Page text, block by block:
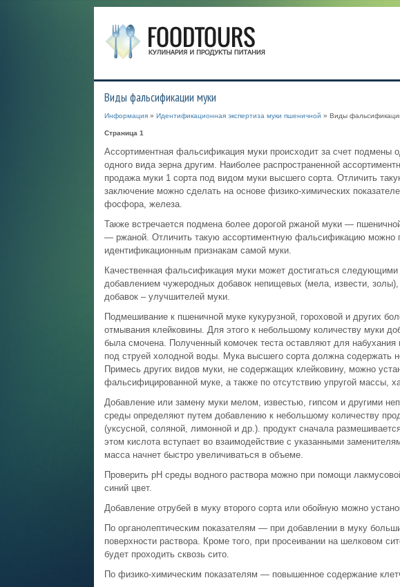
Виды фальсификации муки
Информация» Идентификационная экспертиза муки пшеничной » Виды
Страница 1
Ассортиментная фальсификация муки происходит за счет подмены
одного вида зерна другим. Наиболее распространенной
продажа муки 1 сорта под видом муки высшего сорта. Отличить
заключение можно сделать на основе физико-химических
фосфора, железа.
Также встречается подмена более дорогой ржаной муки —
— ржаной. Отличить такую ассортиментную фальсификацию можно
идентификационным признакам самой муки.
Качественная фальсификация муки может достигаться
добавлением чужеродных добавок непищевых (мела, извести,
добавок – улучшителей муки.
Подмешивание к пшеничной муке кукурузной, гороховой и других
отмывания клейковины. Для этого к небольшому количеству муки
была смочена. Полученный комочек теста оставляют для
под струей холодной воды. Мука высшего сорта должна содержать
Примесь других видов муки, не содержащих клейковину, можно
фальсифицированной муке, а также по отсутствию упругой массы,
Добавление или замену муки мелом, известью, гипсом и другими
среды определяют путем добавлению к небольшому количеству
(уксусной, соляной, лимонной и др.). продукт сначала
этом кислота вступает во взаимодействие с указанными
масса начнет быстро увеличиваться в объеме.
Проверить рН среды водного раствора можно при помощи
синий цвет.
Добавление отрубей в муку второго сорта или обойную можно
По органолептическим показателям — при добавлении в муку
поверхности раствора. Кроме того, при просеивании на шелковом
будет проходить сквозь сито.
По физико-химическим показателям — повышенное содержание